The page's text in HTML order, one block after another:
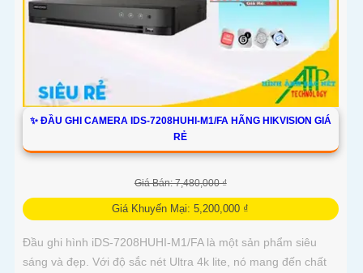
✨ ĐẦU GHI CAMERA IDS-7208HUHI-M1/FA HÃNG HIKVISION GIÁ
RẺ
Giá Bán: 7,480,000 ₫
Giá Khuyến Mại: 5,200,000 ₫
Đầu ghi hình iDS-7208HUHI-M1/FA là một sản phẩm siêu
sáng và đẹp. Với độ sắc nét Ultra 4k lite, nó mang đến chất